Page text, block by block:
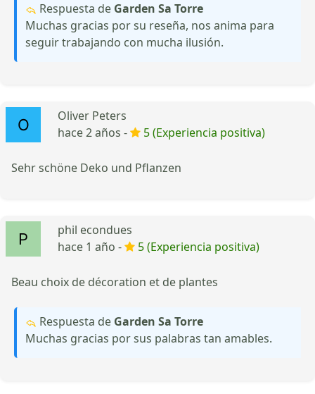
Respuesta de Garden Sa Torre
Muchas gracias por su reseña, nos anima para
seguir trabajando con mucha ilusión.
Oliver Peters
hace 2 años -
5 (Experiencia positiva)
Sehr schöne Deko und Pflanzen
phil econdues
hace 1 año -
5 (Experiencia positiva)
Beau choix de décoration et de plantes
Respuesta de Garden Sa Torre
Muchas gracias por sus palabras tan amables.